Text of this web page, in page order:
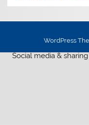
WordPress
Social media &